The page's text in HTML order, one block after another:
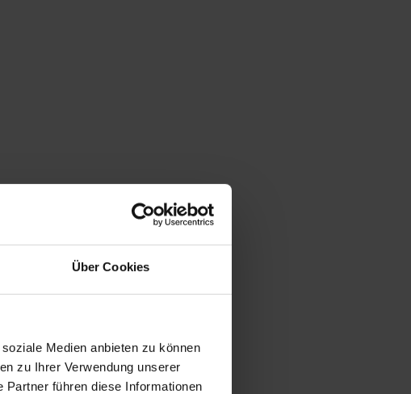
Über Cookies
Medien anbieten zu können
zu Ihrer Verwendung unserer
führen diese Informationen